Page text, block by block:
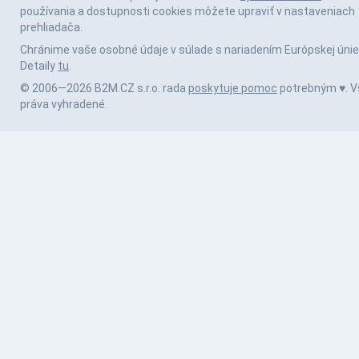
používania a dostupnosti cookies môžete upraviť v nastaveniach
prehliadača.
Chránime vaše osobné údaje v súlade s nariadením Európskej únie
Detaily tu.
© 2006—2026 B2M.CZ s.r.o. rada poskytuje pomoc potrebným ♥️.
práva vyhradené.